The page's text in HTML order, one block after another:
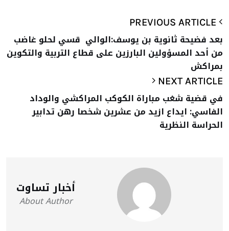
بعد فضيحة ثانوية بن يوسف:الوالي قسي لحلو غاضب
من أحد المسؤولين البارزين على قطاع التربية والتكوين
بمراكش
NEXT ARTICLE
في قضية شغب مباراة الكوكب المراكشي والوداد
الفاسي: ايداع ازيد من عشرين شخصا رهن تدابير
الحراسة النظرية
أخبار تساوت
About Author